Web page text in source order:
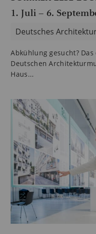
1. Juli– 6.
Deutsches
Abkühlung gesucht?
Deutschen
Haus...